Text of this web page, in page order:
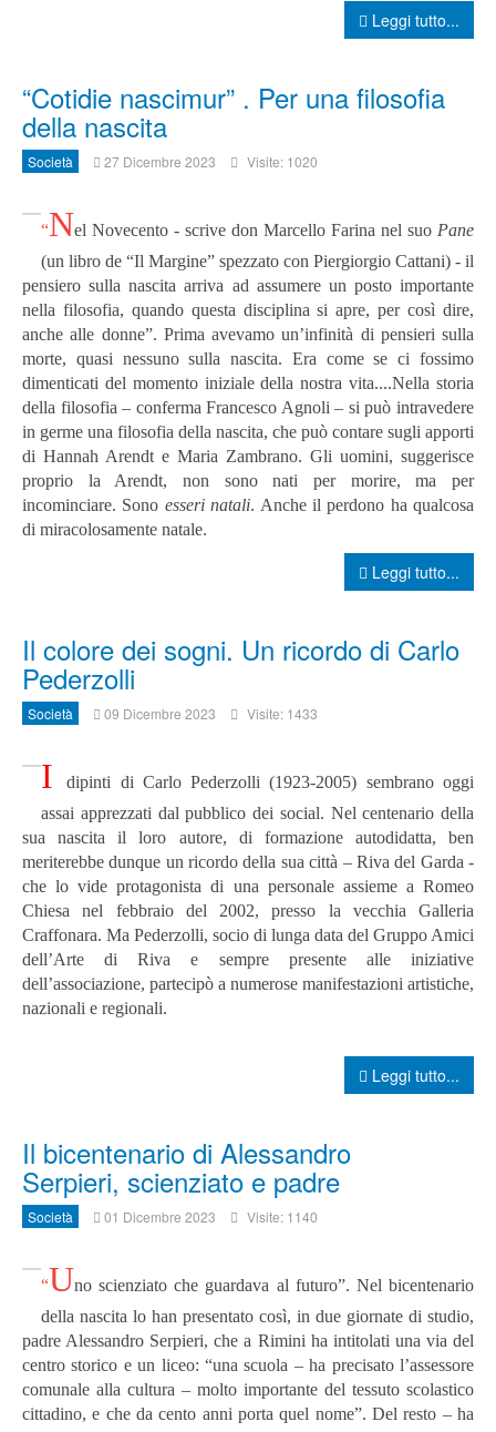
Leggi tutto...
“Cotidie nascimur” . Per una filosofia
della nascita
Società 27 Dicembre 2023 Visite: 1020
“Nel Novecento - scrive don Marcello Farina nel suo Pane
(un libro de “Il Margine” spezzato con Piergiorgio Cattani) - il
pensiero sulla nascita arriva ad assumere un posto importante
nella filosofia, quando questa disciplina si apre, per così dire,
anche alle donne”. Prima avevamo un’infinità di pensieri sulla
morte, quasi nessuno sulla nascita. Era come se ci fossimo
dimenticati del momento iniziale della nostra vita....Nella storia
della filosofia – conferma Francesco Agnoli – si può intravedere
in germe una filosofia della nascita, che può contare sugli apporti
di Hannah Arendt e Maria Zambrano. Gli uomini, suggerisce
proprio la Arendt, non sono nati per morire, ma per
incominciare. Sono esseri natali. Anche il perdono ha qualcosa
di miracolosamente natale.
Leggi tutto...
Il colore dei sogni. Un ricordo di Carlo
Pederzolli
Società 09 Dicembre 2023 Visite: 1433
Idipinti di Carlo Pederzolli (1923-2005) sembrano oggi
assai apprezzati dal pubblico dei social. Nel centenario della
sua nascita il loro autore, di formazione autodidatta, ben
meriterebbe dunque un ricordo della sua città – Riva del Garda -
che lo vide protagonista di una personale assieme a Romeo
Chiesa nel febbraio del 2002, presso la vecchia Galleria
Craffonara. Ma Pederzolli, socio di lunga data del Gruppo Amici
dell’Arte di Riva e sempre presente alle iniziative
dell’associazione, partecipò a numerose manifestazioni artistiche,
nazionali e regionali.
Leggi tutto...
Il bicentenario di Alessandro
Serpieri, scienziato e padre
Società 01 Dicembre 2023 Visite: 1140
“Uno scienziato che guardava al futuro”. Nel bicentenario
della nascita lo han presentato così, in due giornate di studio,
padre Alessandro Serpieri, che a Rimini ha intitolati una via del
centro storico e un liceo: “una scuola – ha precisato l’assessore
comunale alla cultura – molto importante del tessuto scolastico
cittadino, e che da cento anni porta quel nome”. Del resto – ha